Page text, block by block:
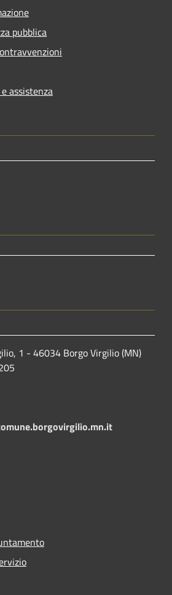
pubblica
assistenza
1 - 46034 Borgo Virgilio (MN)